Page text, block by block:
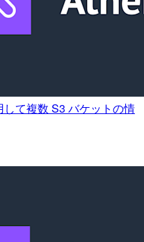
て複数 S3 バケットの情